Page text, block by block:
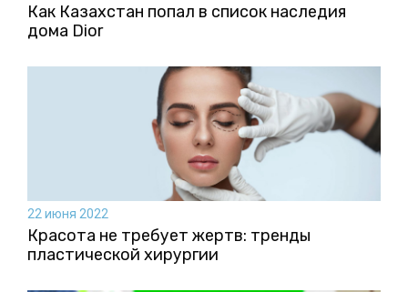
Как Казахстан попал в список наследия
дома Dior
22 июня 2022
Красота не требует жертв: тренды
пластической хирургии